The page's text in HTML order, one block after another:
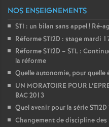
NOS ENSEIGNEMENTS
STI : un bilan sans appel! Ré-
Réforme STI2D : stage mardi
Réforme STI2D – STL :
la réforme
Quelle autonomie, pour quelle
UN MORATOIRE POUR
BAC 2013
Quel avenir pour la série STI2D
Changement de discipline des